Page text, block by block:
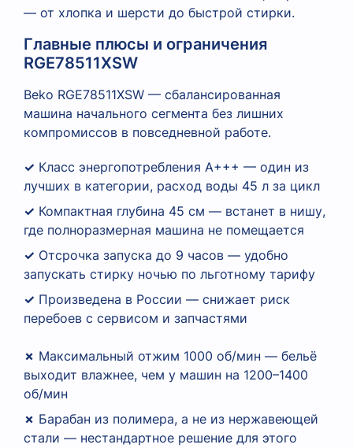
— от хлопка и шерсти до быстрой стирки.
Главные плюсы и ограничения
RGE78511XSW
Beko RGE78511XSW — сбалансированная
машина начального сегмента без лишних
компромиссов в повседневной работе.
✓ Класс энергопотребления A+++ — один из
лучших в категории, расход воды 45 л за цикл
✓ Компактная глубина 45 см — встанет в нишу,
где полноразмерная машина не помещается
✓ Отсрочка запуска до 9 часов — удобно
запускать стирку ночью по льготному тарифу
✓ Произведена в России — снижает риск
перебоев с сервисом и запчастями
✗ Максимальный отжим 1000 об/мин — бельё
выходит влажнее, чем у машин на 1200–1400
об/мин
✗ Барабан из полимера, а не из нержавеющей
стали — нестандартное решение для этого